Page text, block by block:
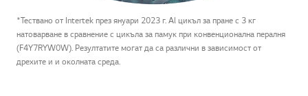
*Тествано от Intertek през януари 2023 г. Al цикъл за пране с 3 кг
натоварване в сравнение с цикъла за памук при конвенционална пералня
(F4Y7RYW0W). Резултатите могат да са различни в зависимост от
дрехите и и околната среда.